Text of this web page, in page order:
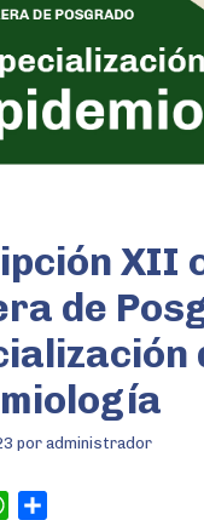
XII
de
por administrador
W